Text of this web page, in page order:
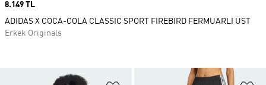
Price
8.149 TL
ADIDAS X COCA-COLA CLASSIC SPORT FIREBIRD FERMUARLI ÜST
Erkek Originals